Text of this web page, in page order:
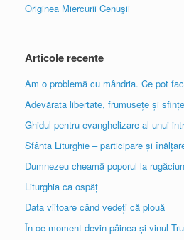
Originea Miercurii Cenuşii
Articole recente
Am o problemă cu mândria. Ce pot
Adevărata libertate, frumusețe și
Ghidul pentru evanghelizare al unui
Sfânta Liturghie – participare și
Dumnezeu cheamă poporul la
Liturghia ca ospăț
Data viitoare când vedeți că plouă
În ce moment devin pâinea și vinul